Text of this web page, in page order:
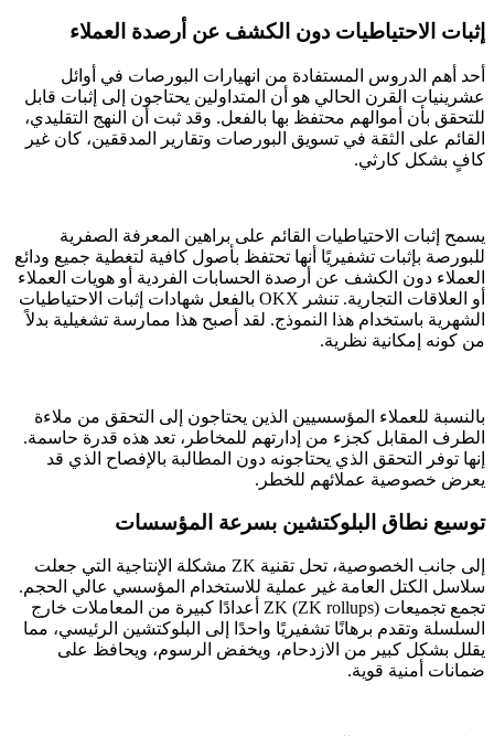
إثبات الاحتياطيات دون الكشف عن أرصدة العملاء
أحد أهم الدروس المستفادة من انهيارات البورصات في أوائل
عشرينيات القرن الحالي هو أن المتداولين يحتاجون إلى إثبات قابل
للتحقق بأن أموالهم محتفظ بها بالفعل. وقد ثبت أن النهج التقليدي،
القائم على الثقة في تسويق البورصات وتقارير المدققين، كان غير
كافٍ بشكل كارثي.
يسمح إثبات الاحتياطيات القائم على براهين المعرفة الصفرية
للبورصة بإثبات تشفيريًا أنها تحتفظ بأصول كافية لتغطية جميع ودائع
العملاء دون الكشف عن أرصدة الحسابات الفردية أو هويات العملاء
أو العلاقات التجارية. تنشر OKX بالفعل شهادات إثبات الاحتياطيات
الشهرية باستخدام هذا النموذج. لقد أصبح هذا ممارسة تشغيلية بدلاً
من كونه إمكانية نظرية.
بالنسبة للعملاء المؤسسيين الذين يحتاجون إلى التحقق من ملاءة
الطرف المقابل كجزء من إدارتهم للمخاطر، تعد هذه قدرة حاسمة.
إنها توفر التحقق الذي يحتاجونه دون المطالبة بالإفصاح الذي قد
يعرض خصوصية عملائهم للخطر.
توسيع نطاق البلوكتشين بسرعة المؤسسات
إلى جانب الخصوصية، تحل تقنية ZK مشكلة الإنتاجية التي جعلت
سلاسل الكتل العامة غير عملية للاستخدام المؤسسي عالي الحجم.
تجمع تجميعات ZK (ZK rollups) أعدادًا كبيرة من المعاملات خارج
السلسلة وتقدم برهانًا تشفيريًا واحدًا إلى البلوكتشين الرئيسي، مما
يقلل بشكل كبير من الازدحام، ويخفض الرسوم، ويحافظ على
ضمانات أمنية قوية.